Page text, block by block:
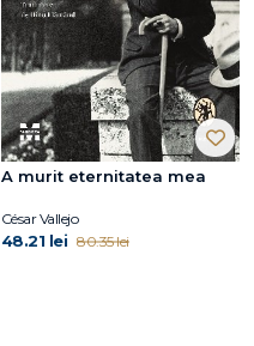
A murit eternitatea mea
César Vallejo
48.21 lei 80.35 lei